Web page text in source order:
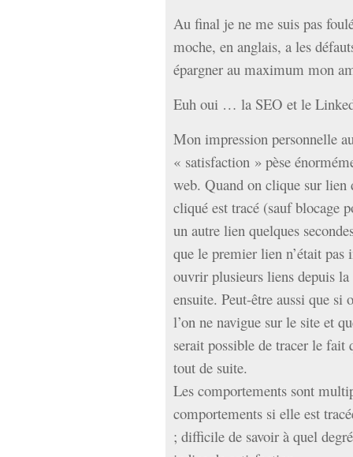
Au final je ne me suis pas
moche, en anglais, a les
épargner au maximum mon
Euh oui … la SEO et le
Mon impression personnelle
« satisfaction » pèse
web. Quand on clique sur lien
cliqué est tracé (sauf blocage
un autre lien quelques
que le premier lien n’était
ouvrir plusieurs liens depuis
ensuite. Peut-être aussi que
l’on ne navigue sur le site et
serait possible de tracer le fait
tout de suite.
Les comportements sont
comportements si elle est
; difficile de savoir à quel